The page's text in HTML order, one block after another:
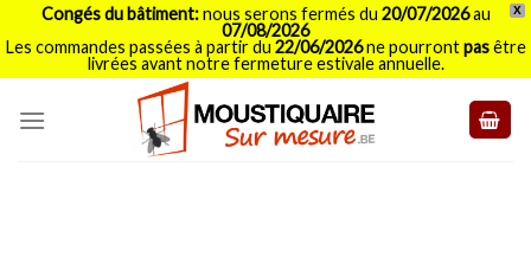
X
Congés du bâtiment:nous serons fermés du 20/07/2026au
07/08/2026
Les commandes passées à partir du 22/06/2026ne pourrontpasêtre
livrées avant notre fermeture estivale annuelle.